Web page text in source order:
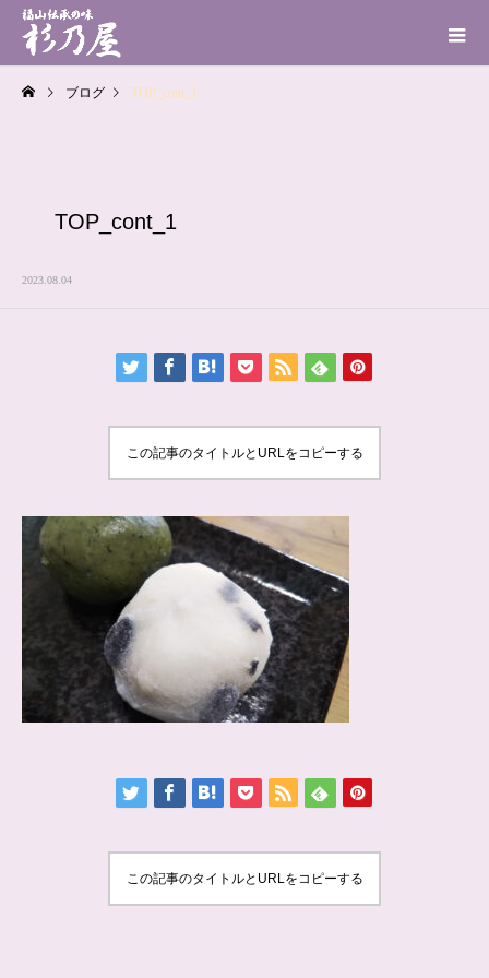
ブログ TOP_cont_1
TOP_cont_1
2023.08.04
この記事のタイトルとURLをコピーする
この記事のタイトルとURLをコピーする